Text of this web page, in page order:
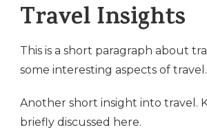
Travel Insights
This is a short paragraph about
some interesting aspects of travel.
Another short insight into travel.
briefly discussed here.